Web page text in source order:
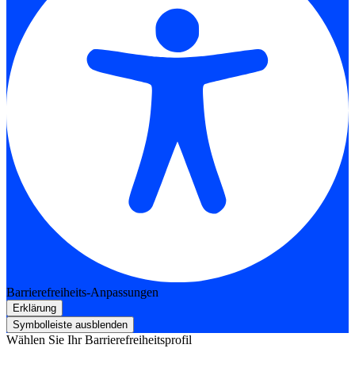
Barrierefreiheits-Anpassungen
Erklärung
Symbolleiste ausblenden
Wählen Sie Ihr Barrierefreiheitsprofil